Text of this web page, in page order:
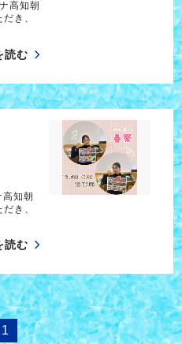
高知朝
き、
読む
知朝
き、
読む
1